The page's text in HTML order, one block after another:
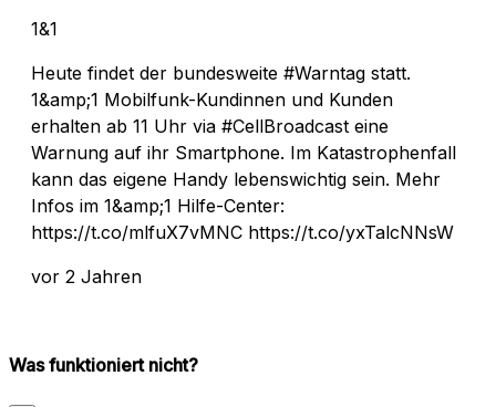
1&1
Heute findet der bundesweite #Warntag statt.
1&amp;1 Mobilfunk-Kundinnen und Kunden
erhalten ab 11 Uhr via #CellBroadcast eine
Warnung auf ihr Smartphone. Im Katastrophenfall
kann das eigene Handy lebenswichtig sein. Mehr
Infos im 1&amp;1 Hilfe-Center:
https://t.co/mlfuX7vMNC https://t.co/yxTalcNNsW
vor 2 Jahren
Was funktioniert nicht?